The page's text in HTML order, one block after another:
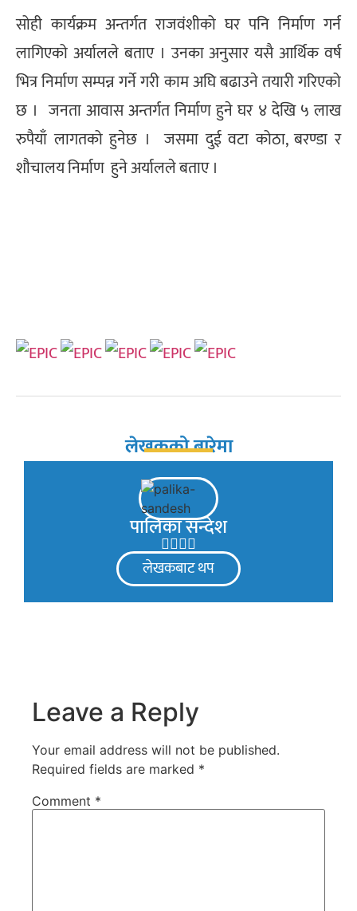
सोही कार्यक्रम अन्तर्गत राजवंशीको घर पनि निर्माण गर्न
लागिएको अर्यालले बताए । उनका अनुसार यसै आर्थिक वर्ष
भित्र निर्माण सम्पन्न गर्ने गरी काम अघि बढाउने तयारी गरिएको
छ । जनता आवास अन्तर्गत निर्माण हुने घर ४ देखि ५ लाख
रुपैयाँ लागतको हुनेछ । जसमा दुई वटा कोठा, बरण्डा र
शौचालय निर्माण हुने अर्यालले बताए ।
लेखकको बारेमा
पालिका सन्देश
लेखकबाट थप
Leave a Reply
Your email address will not be published.
Required fields are marked *
Comment *